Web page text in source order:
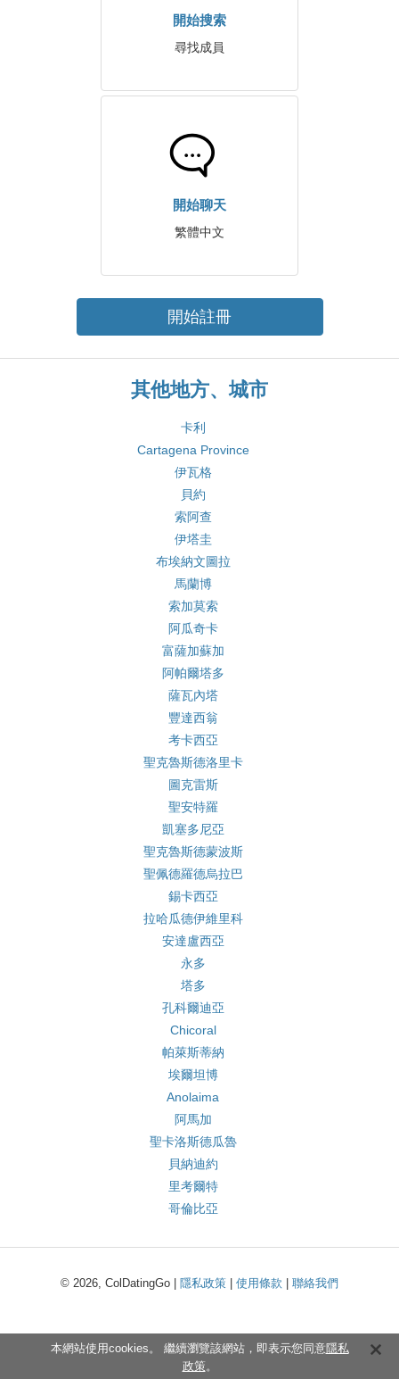
開始搜索
尋找成員
開始聊天
繁體中文
開始註冊
其他地方、城市
卡利
Cartagena Province
伊瓦格
貝約
索阿查
伊塔圭
布埃納文圖拉
馬蘭博
索加莫索
阿瓜奇卡
富薩加蘇加
阿帕爾塔多
薩瓦內塔
豐達西翁
考卡西亞
聖克魯斯德洛里卡
圖克雷斯
聖安特羅
凱塞多尼亞
聖克魯斯德蒙波斯
聖佩德羅德烏拉巴
錫卡西亞
拉哈瓜德伊維里科
安達盧西亞
永多
塔多
孔科爾迪亞
Chicoral
帕萊斯蒂納
埃爾坦博
Anolaima
阿馬加
聖卡洛斯德瓜魯
貝納迪約
里考爾特
哥倫比亞
© 2026, ColDatingGo | 隱私政策 使用條款 聯絡我們
本網站使用cookies。 繼續瀏覽該網站，即表示您同意隱私
政策。